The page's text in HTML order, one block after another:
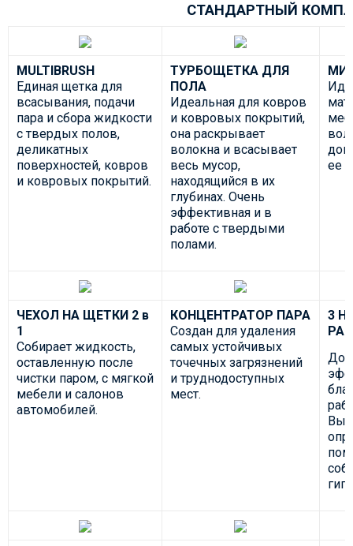
СТАНДАРТНЫЙ
MULTIBRUSH
Единая щетка для
всасывания, подачи
пара и сбора жидкости
с твердых полов,
деликатных
поверхностей, ковров
и ковровых покрытий.
ТУРБОЩЕТКА ДЛЯ
ПОЛА
Идеальная для ковров
и ковровых покрытий,
она раскрывает
волокна и всасывает
весь мусор,
находящийся в их
глубинах. Очень
эффективная и в
работе с твердыми
полами.
ее
ЧЕХОЛ НА ЩЕТКИ 2 в
1
Собирает жидкость,
оставленную после
чистки паром, с мягкой
мебели и салонов
автомобилей.
КОНЦЕНТРАТОР ПАРА
Создан для удаления
самых устойчивых
точечных загрязнений
и труднодоступных
мест.
3